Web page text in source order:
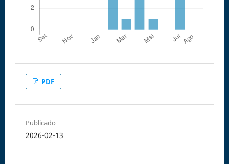
PDF
Publicado
2026-02-13